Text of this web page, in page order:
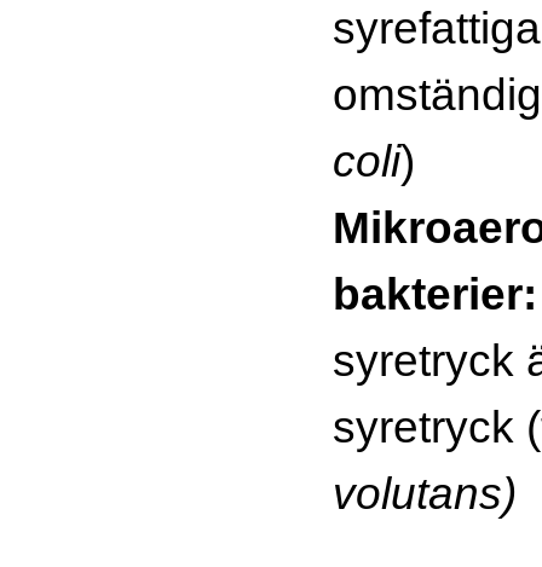
syrefattiga
coli)
bakterier:
syretryck
syretryck
volutans)